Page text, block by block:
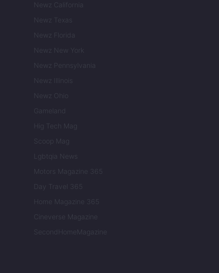
Newz California
Newz Texas
Newz Florida
Newz New York
Newz Pennsylvania
Newz Illinois
Newz Ohio
Gameland
Hig Tech Mag
Scoop Mag
Lgbtqia News
Motors Magazine 365
Day Travel 365
Home Magazine 365
Cineverse Magazine
SecondHomeMagazine